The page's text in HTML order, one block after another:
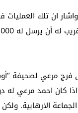
الله، واشار ان تلك
دولار الى سورية
مرعي لصحيفة
كان احمد مرعي له
الارهابية.